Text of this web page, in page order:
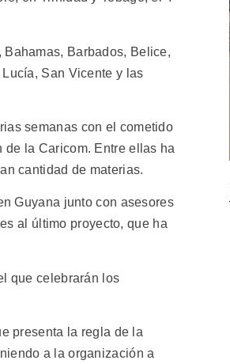
Barbados, Belice,
San Vicente y las
semanas con el cometido
de la Caricom. Entre ellas ha
cantidad de materias.
Guyana junto con asesores
al último proyecto, que ha
que celebrarán los
presenta la regla de la
a la organización a